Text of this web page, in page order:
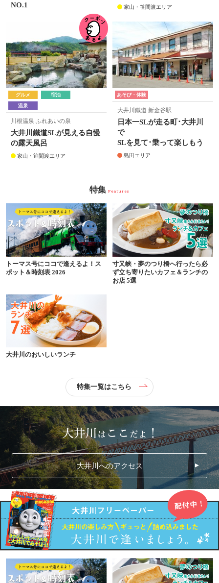
NO.1
家山・笹間渡エリア
グルメ
宿泊
温泉
川根温泉 ふれあいの泉
大井川鐵道SLが見える自慢
の露天風呂
家山・笹間渡エリア
あそび・体験
大井川鐵道 新金谷駅
日本一SLが走る町･大井川
で
SLを見て･乗って楽しもう
島田エリア
特集 Features
トーマス号にココで逢えるよ！ス
ポット＆時刻表 2026
寸又峡・夢のつり橋へ行ったら必
ず立ち寄りたいカフェ＆ランチの
お店 5選
大井川のおいしいランチ
特集一覧はこちら
大井川へのアクセス